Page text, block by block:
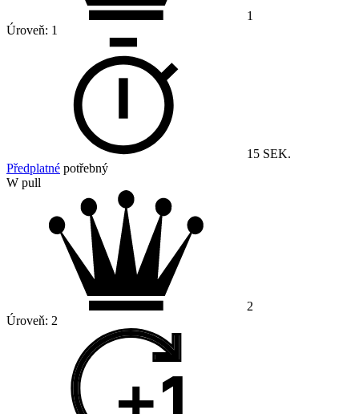
1
Úroveň: 1
15 SEK.
Předplatné potřebný
W pull
2
Úroveň: 2